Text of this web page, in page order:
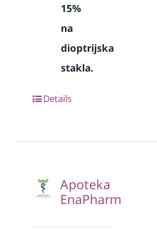
15%
na
dioptrijska
stakla.
Details
Apoteka
EnaPharm